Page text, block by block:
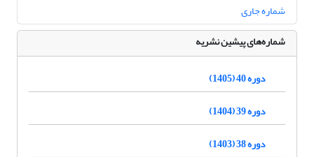
شماره جاری
شماره‌های پیشین نشریه
دوره 40 (1405)
دوره 39 (1404)
دوره 38 (1403)